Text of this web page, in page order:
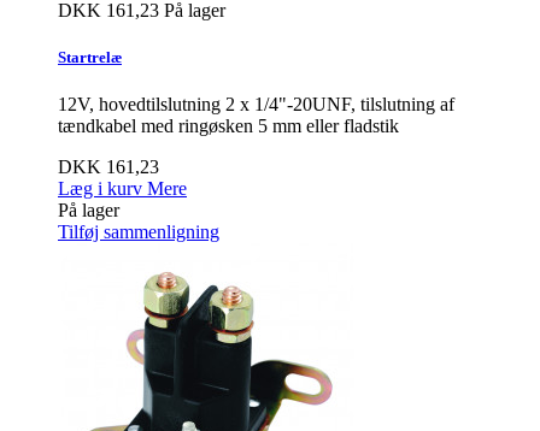
DKK 161,23 På lager
Startrelæ
12V, hovedtilslutning 2 x 1/4"-20UNF, tilslutning af
tændkabel med ringøsken 5 mm eller fladstik
DKK 161,23
Læg i kurv Mere
På lager
Tilføj sammenligning